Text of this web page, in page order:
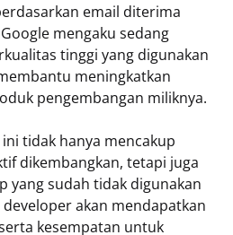
email diterima
mengaku sedang
tinggi yang digunakan
meningkatkan
pengembangan miliknya.
tidak hanya mencakup
dikembangkan, tetapi juga
yang sudah tidak digunakan
akan mendapatkan
kesempatan untuk